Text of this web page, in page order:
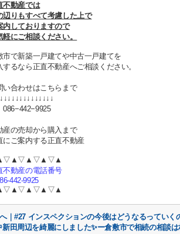
不動産では
辺りもすべて考慮した上で
内しておりますので
軽にご相談ください。
市で新築一戸建てや中古一戸建てを
するなら正直不動産へご相談ください。
い合わせはこちらまで
産の売却から購入まで
にご案内する正直不動産
不動産の電話番号
442-9925
｜#27 インスペクションの今後はどうなるっていく
新田周辺を綺麗にしました✨ー倉敷市で相続の相談